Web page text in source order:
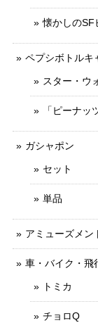
懐かしのSF
ペプシボトルキ
スター・ウ
「ピーナ
ガシャポン
セット
単品
アミューズメン
車・バイク・飛
トミカ
チョロQ